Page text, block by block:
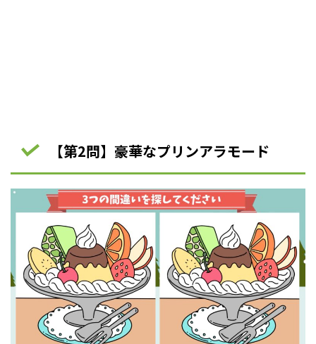
【第2問】豪華なプリンアラモード